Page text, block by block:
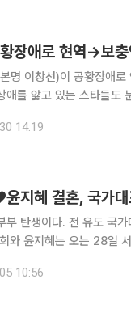
명 이창선)이 공황장애
있는 스타들도 눈길을 끌고 있다. 이준의 소
이어갈 예정"이라고 밝혔
14:19
원희와 탁구 국가대표 출신 윤지혜가 결혼 소식을 전
10:56